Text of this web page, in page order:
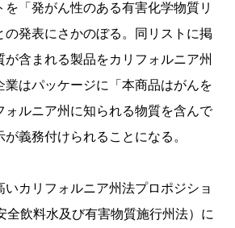
を「発がん性のある有害化学物質リ
の発表にさかのぼる。同リストに掲
含まれる製品をカリフォルニア州
業はパッケージに「本商品はがんを
ォルニア州に知られる物質を含んで
義務付けられることになる。
いカリフォルニア州法プロポジショ
全飲料水及び有害物質施行州法）に